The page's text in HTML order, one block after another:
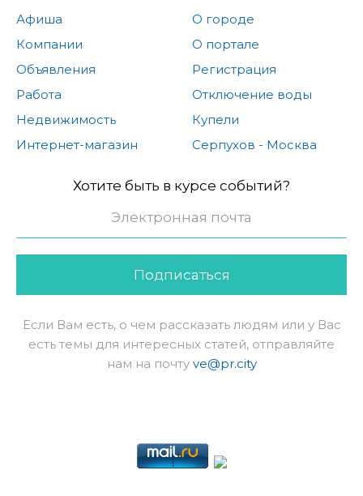
Афиша
Компании
Объявления
Работа
Недвижимость
Интернет-магазин
О городе
О портале
Регистрация
Отключение воды
Купели
Серпухов - Москва
Хотите быть в курсе событий?
Подписаться
Если Вам есть, о чем рассказать людям или у Вас
есть темы для интересных статей, отправляйте
нам на почту ve@pr.city